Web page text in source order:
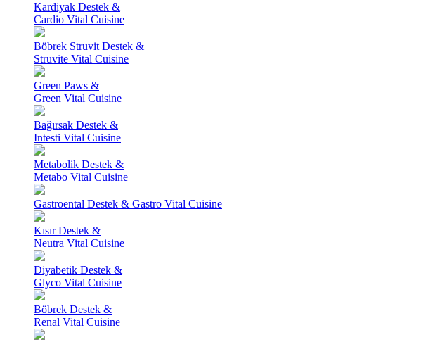
Kardiyak Destek &
Cardio Vital Cuisine
Böbrek Struvit Destek &
Struvite Vital Cuisine
Green Paws &
Green Vital Cuisine
Bağırsak Destek &
Intesti Vital Cuisine
Metabolik Destek &
Metabo Vital Cuisine
Gastroental Destek & Gastro Vital Cuisine
Kısır Destek &
Neutra Vital Cuisine
Diyabetik Destek &
Glyco Vital Cuisine
Böbrek Destek &
Renal Vital Cuisine